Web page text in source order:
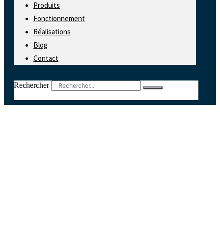
Produits
Fonctionnement
Réalisations
Blog
Contact
Rechercher